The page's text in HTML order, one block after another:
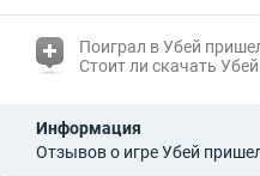
Поиграл в Убей
Стоит ли скачать
Информация
Отзывов о игре Убей